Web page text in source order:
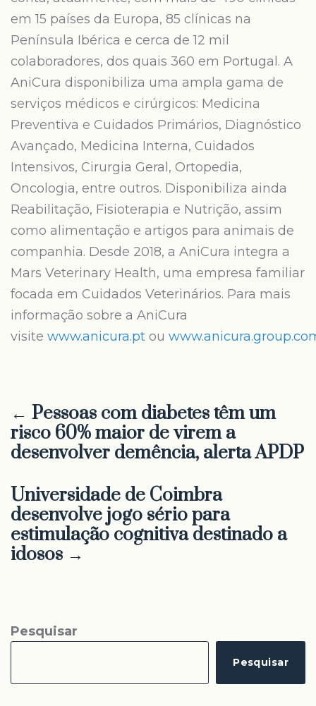
em 15 países da Europa, 85 clínicas na
Península Ibérica e cerca de 12 mil
colaboradores, dos quais 360 em Portugal. A
AniCura disponibiliza uma ampla gama de
serviços médicos e cirúrgicos: Medicina
Preventiva e Cuidados Primários, Diagnóstico
Avançado, Medicina Interna, Cuidados
Intensivos, Cirurgia Geral, Ortopedia,
Oncologia, entre outros. Disponibiliza ainda
Reabilitação, Fisioterapia e Nutrição, assim
como alimentação e artigos para animais de
companhia. Desde 2018, a AniCura integra a
Mars Veterinary Health, uma empresa familiar
focada em Cuidados Veterinários. Para mais
informação sobre a AniCura
visite www.anicura.pt ou
← Pessoas com diabetes têm um
risco 60% maior de virem a
desenvolver demência, alerta APDP
Universidade de Coimbra
desenvolve jogo sério para
estimulação cognitiva destinado a
idosos →
Pesquisar
Pesquisar